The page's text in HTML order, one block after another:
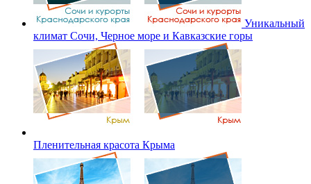
Уникальный
климат Сочи, Черное море и Кавказские горы
Пленительная красота Крыма